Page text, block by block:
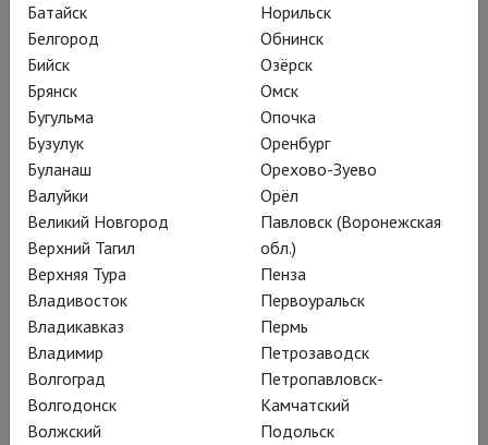
Вадим Рутковский
В плену дворцовых
интриг
На экранах кинотеатров – опера
Рихарда Штрауса «Электра»,
поставленная к 100-летию
Зальцбургского фестиваля
Батайск
Белгород
Бийск
Брянск
Бугульма
Бузулук
Буланаш
Валуйки
Великий Новгород
Верхний Тагил
Верхняя Тура
Владивосток
Владикавказ
Владимир
Волгоград
Волгодонск
Волжский
Норильск
Обнинск
Озёрск
Омск
Опочка
Оренбург
Орехово-Зуево
Орёл
Павловск (Воронежская
обл.)
Пенза
Первоуральск
Пермь
Петрозаводск
Петропавловск-
Камчатский
Подольск